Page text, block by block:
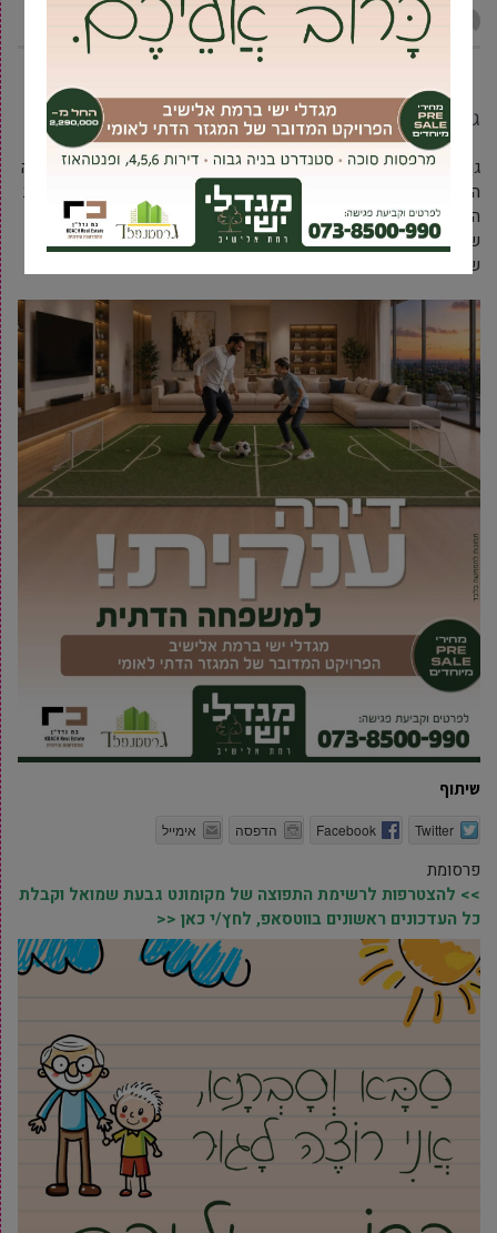
מקומונט גבעת שמואל
גן הארזים בשכונת רמת אילן שינה פניו
גן הארזים בשכונת רמת אילן שינה פניו לאחר שבשבוע האחרון הותקנה
הצללה בגן וכן שוקמה הצמחייה בגן ובסביבתו. לדברי מנהל אגף איכות
הסביבה נועם ארוילי שיקום הצמחייה ופרוייקט ההצללה הוא המשך
של תכנית רחבה יותר אשר במסגרתה מתבצעות בשנים האחרונות
שלל עבודות לשדרוג ושיקום גני משחקים בעיר.
שיתוף
Twitter
Facebook הדפסה אימייל
פרסומת
>> להצטרפות לרשימת התפוצה של מקומונט גבעת שמואל וקבלת
כל העדכונים ראשונים בווטסאפ, לחץ/י כאן <<